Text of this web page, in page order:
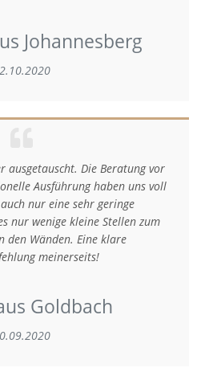
Johannesberg
ausgetauscht. Die Beratung vor
Ausführung haben uns voll
nur eine sehr geringe
nur wenige kleine Stellen zum
den Wänden. Eine klare
meinerseits!
Goldbach